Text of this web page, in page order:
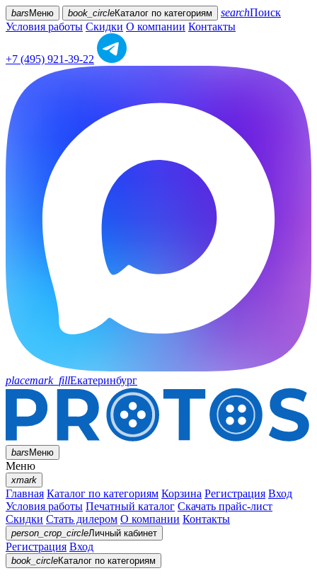
bars Меню book_circleКаталог по категориям searchПоиск
Условия работы Скидки О компании Контакты
+7 (495) 921-39-22
placemark_fillЕкатеринбург
barsМеню
Меню
xmark
Главная Каталог по категориям Корзина Регистрация Вход
Условия работы Печатный каталог Скачать прайс-лист
Скидки Стать дилером О компании Контакты
person_crop_circleЛичный кабинет
Регистрация Вход
book_circleКаталог по категориям